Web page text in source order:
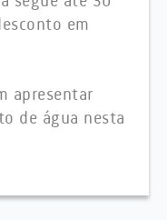
em
apresentar
de água nesta